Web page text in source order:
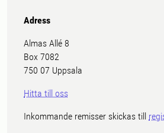
Adress
Almas Allé 8
Box 7082
750 07 Uppsala
Hitta till oss
Inkommande remisser skickas till